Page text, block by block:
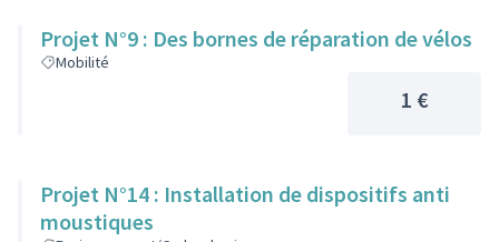
Projet N°9 : Des bornes de réparation de vélos
Mobilité
1 €
Projet N°14 : Installation de dispositifs anti
moustiques